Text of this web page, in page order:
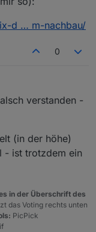
d … m-nachbau/
0
verstanden -
(in der höhe)
- ist trotzdem ein
in der Überschrift des
das Voting rechts unten
PicPick